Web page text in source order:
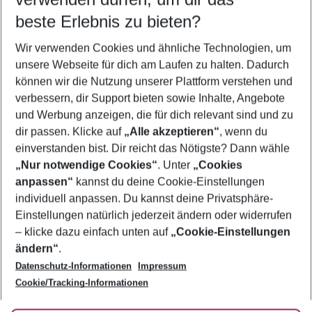
5-8 Nächte
2 Erwachsene Keine Kinder
Mehr Filter anzeigen
Footer
Footer navigation
Über uns
AGB
Bestpreisgarantie
Cookie-Einstellungen ändern
Cookie-Richtlinie
Agenturbetreuung
Barrierefreies Reisen
Folge uns
beste Erlebnis zu bieten?
Wir verwenden Cookies und ähnliche Technologien, um
unsere Webseite für dich am Laufen zu halten. Dadurch
können wir die Nutzung unserer Plattform verstehen und
verbessern, dir Support bieten sowie Inhalte, Angebote
und Werbung anzeigen, die für dich relevant sind und zu
dir passen. Klicke auf „Alle akzeptieren“, wenn du
einverstanden bist. Dir reicht das Nötigste? Dann wähle
„Nur notwendige Cookies“. Unter „Cookies
anpassen“ kannst du deine Cookie-Einstellungen
individuell anpassen. Du kannst deine Privatsphäre-
Einstellungen natürlich jederzeit ändern oder widerrufen
– klicke dazu einfach unten auf „Cookie-Einstellungen
ändern“.
Datenschutz-Informationen
Impressum
Cookie/Tracking-Informationen